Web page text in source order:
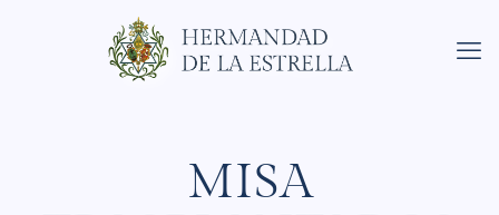
MISA